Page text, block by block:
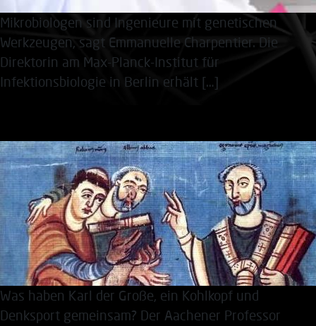
Mikrobiologen sind Ingenieure mit genetischen
Werkzeugen, sagt Emmanuelle Charpentier. Die
Direktorin am Max-Planck-Institut für
Infektionsbiologie in Berlin erhält […]
Was haben Karl der Große, ein Kohlkopf und
Denksport gemeinsam? Der Aachener Professor